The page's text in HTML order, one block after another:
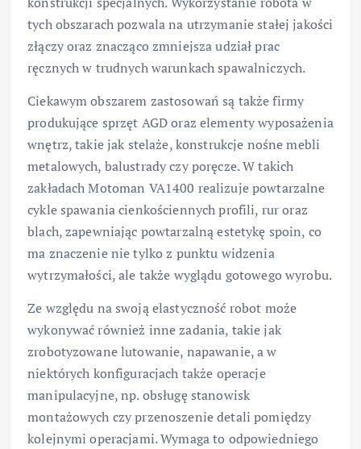
tych obszarach pozwala na utrzymanie stałej jakości
złączy oraz znacząco zmniejsza udział prac
ręcznych w trudnych warunkach spawalniczych.
Ciekawym obszarem zastosowań są także firmy
produkujące sprzęt AGD oraz elementy wyposażenia
wnętrz, takie jak stelaże, konstrukcje nośne mebli
metalowych, balustrady czy poręcze. W takich
zakładach Motoman VA1400 realizuje powtarzalne
cykle spawania cienkościennych profili, rur oraz
blach, zapewniając powtarzalną estetykę spoin, co
ma znaczenie nie tylko z punktu widzenia
wytrzymałości, ale także wyglądu gotowego wyrobu.
Ze względu na swoją elastyczność robot może
wykonywać również inne zadania, takie jak
zrobotyzowane lutowanie, napawanie, a w
niektórych konfiguracjach także operacje
manipulacyjne, np. obsługę stanowisk
montażowych czy przenoszenie detali pomiędzy
kolejnymi operacjami. Wymaga to odpowiedniego